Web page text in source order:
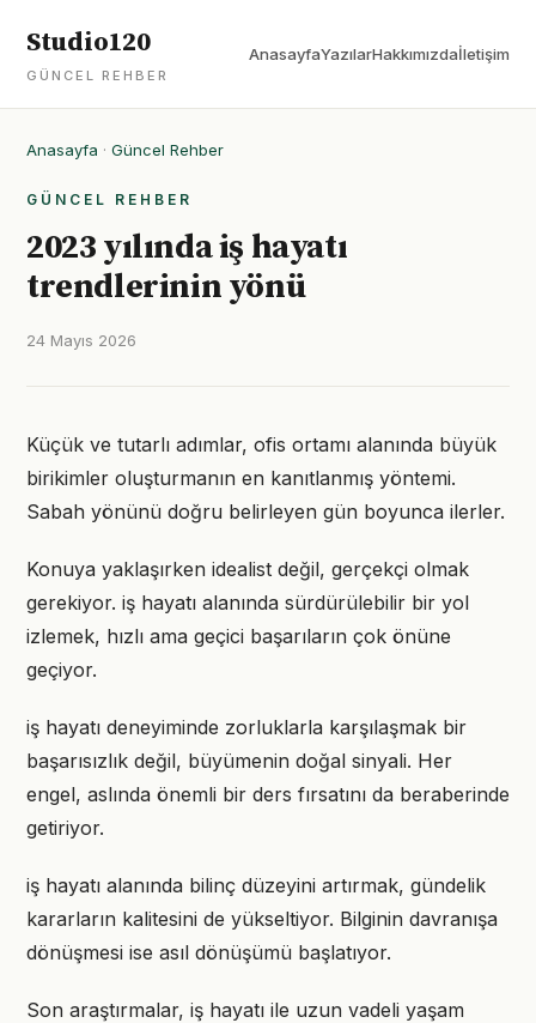
Studio120
GÜNCEL REHBER
AnasayfaYazılarHakkımızdaİletişim
Anasayfa · Güncel Rehber
GÜNCEL REHBER
2023 yılında iş hayatı
trendlerinin yönü
24 Mayıs 2026
Küçük ve tutarlı adımlar, ofis ortamı alanında büyük
birikimler oluşturmanın en kanıtlanmış yöntemi.
Sabah yönünü doğru belirleyen gün boyunca ilerler.
Konuya yaklaşırken idealist değil, gerçekçi olmak
gerekiyor. iş hayatı alanında sürdürülebilir bir yol
izlemek, hızlı ama geçici başarıların çok önüne
geçiyor.
iş hayatı deneyiminde zorluklarla karşılaşmak bir
başarısızlık değil, büyümenin doğal sinyali. Her
engel, aslında önemli bir ders fırsatını da beraberinde
getiriyor.
iş hayatı alanında bilinç düzeyini artırmak, gündelik
kararların kalitesini de yükseltiyor. Bilginin davranışa
dönüşmesi ise asıl dönüşümü başlatıyor.
Son araştırmalar, iş hayatı ile uzun vadeli yaşam